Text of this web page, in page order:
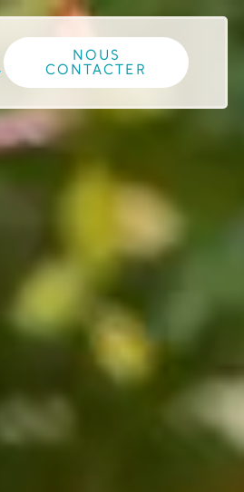
NOUS
CONTACTER